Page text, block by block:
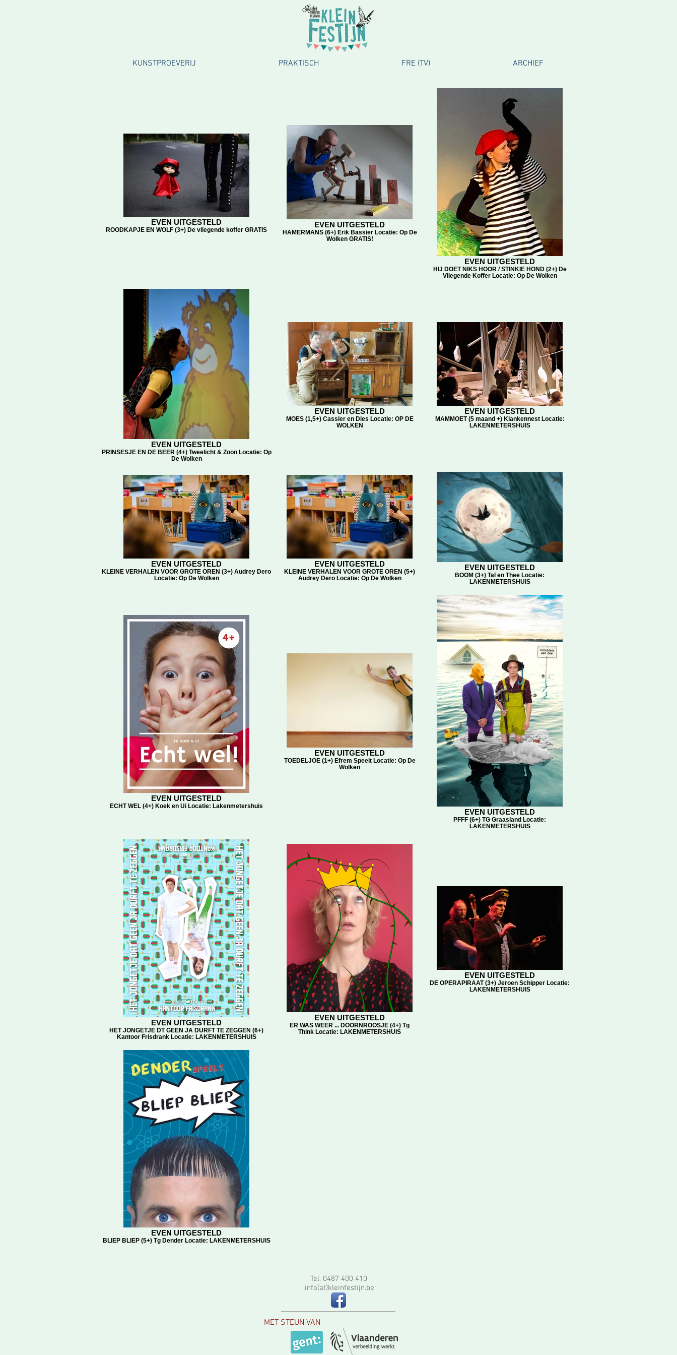
EVEN UITGESTELD
ROODKAPJE EN WOLF (3+) De vliegende koffer GRATIS
EVEN UITGESTELD
HAMERMANS (6+) Erik Bassier Locatie: Op De
Wolken GRATIS!
EVEN UITGESTELD
HIJ DOET NIKS HOOR / STINKIE HOND (2+) De
Vliegende Koffer Locatie: Op De Wolken
EVEN UITGESTELD
PRINSESJE EN DE BEER (4+) Tweelicht & Zoon Locatie: Op
De Wolken
EVEN UITGESTELD
MOES (1,5+) Cassier en Dies Locatie: OP DE
WOLKEN
EVEN UITGESTELD
MAMMOET (5 maand +) Klankennest Locatie:
LAKENMETERSHUIS
EVEN UITGESTELD
KLEINE VERHALEN VOOR GROTE OREN (3+) Audrey Dero
Locatie: Op De Wolken
EVEN UITGESTELD
KLEINE VERHALEN VOOR GROTE OREN (5+)
Audrey Dero Locatie: Op De Wolken
EVEN UITGESTELD
BOOM (3+) Tal en Thee Locatie:
LAKENMETERSHUIS
EVEN UITGESTELD
ECHT WEL (4+) Koek en Ui Locatie: Lakenmetershuis
EVEN UITGESTELD
TOEDELJOE (1+) Efrem Speelt Locatie: Op De
Wolken
EVEN UITGESTELD
PFFF (6+) TG Graasland Locatie:
LAKENMETERSHUIS
EVEN UITGESTELD
HET JONGETJE DT GEEN JA DURFT TE ZEGGEN (6+)
Kantoor Frisdrank Locatie: LAKENMETERSHUIS
EVEN UITGESTELD
ER WAS WEER ... DOORNROOSJE (4+) Tg
Think Locatie: LAKENMETERSHUIS
EVEN UITGESTELD
DE OPERAPIRAAT (3+) Jeroen Schipper Locatie:
LAKENMETERSHUIS
EVEN UITGESTELD
BLIEP BLIEP (5+) Tg Dender Locatie: LAKENMETERSHUIS
KUNSTPROEVERIJ PRAKTISCH FRE (TV) ARCHIEF
Tel. 0487 400 410
info(at)kleinfestijn.be
MET STEUN VAN